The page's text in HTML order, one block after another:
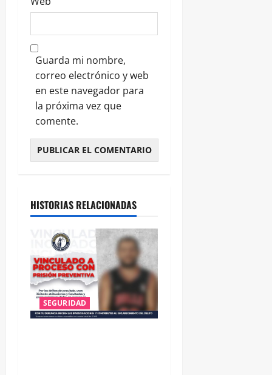
Guarda mi nombre,
correo electrónico y web
en este navegador para
la próxima vez que
comente.
HISTORIAS RELACIONADAS
SEGURIDAD